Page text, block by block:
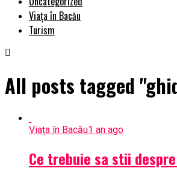
Viața în Bacău
Turism
All posts tagged
Viața în Bacău1 an ago
Ce trebuie sa stii